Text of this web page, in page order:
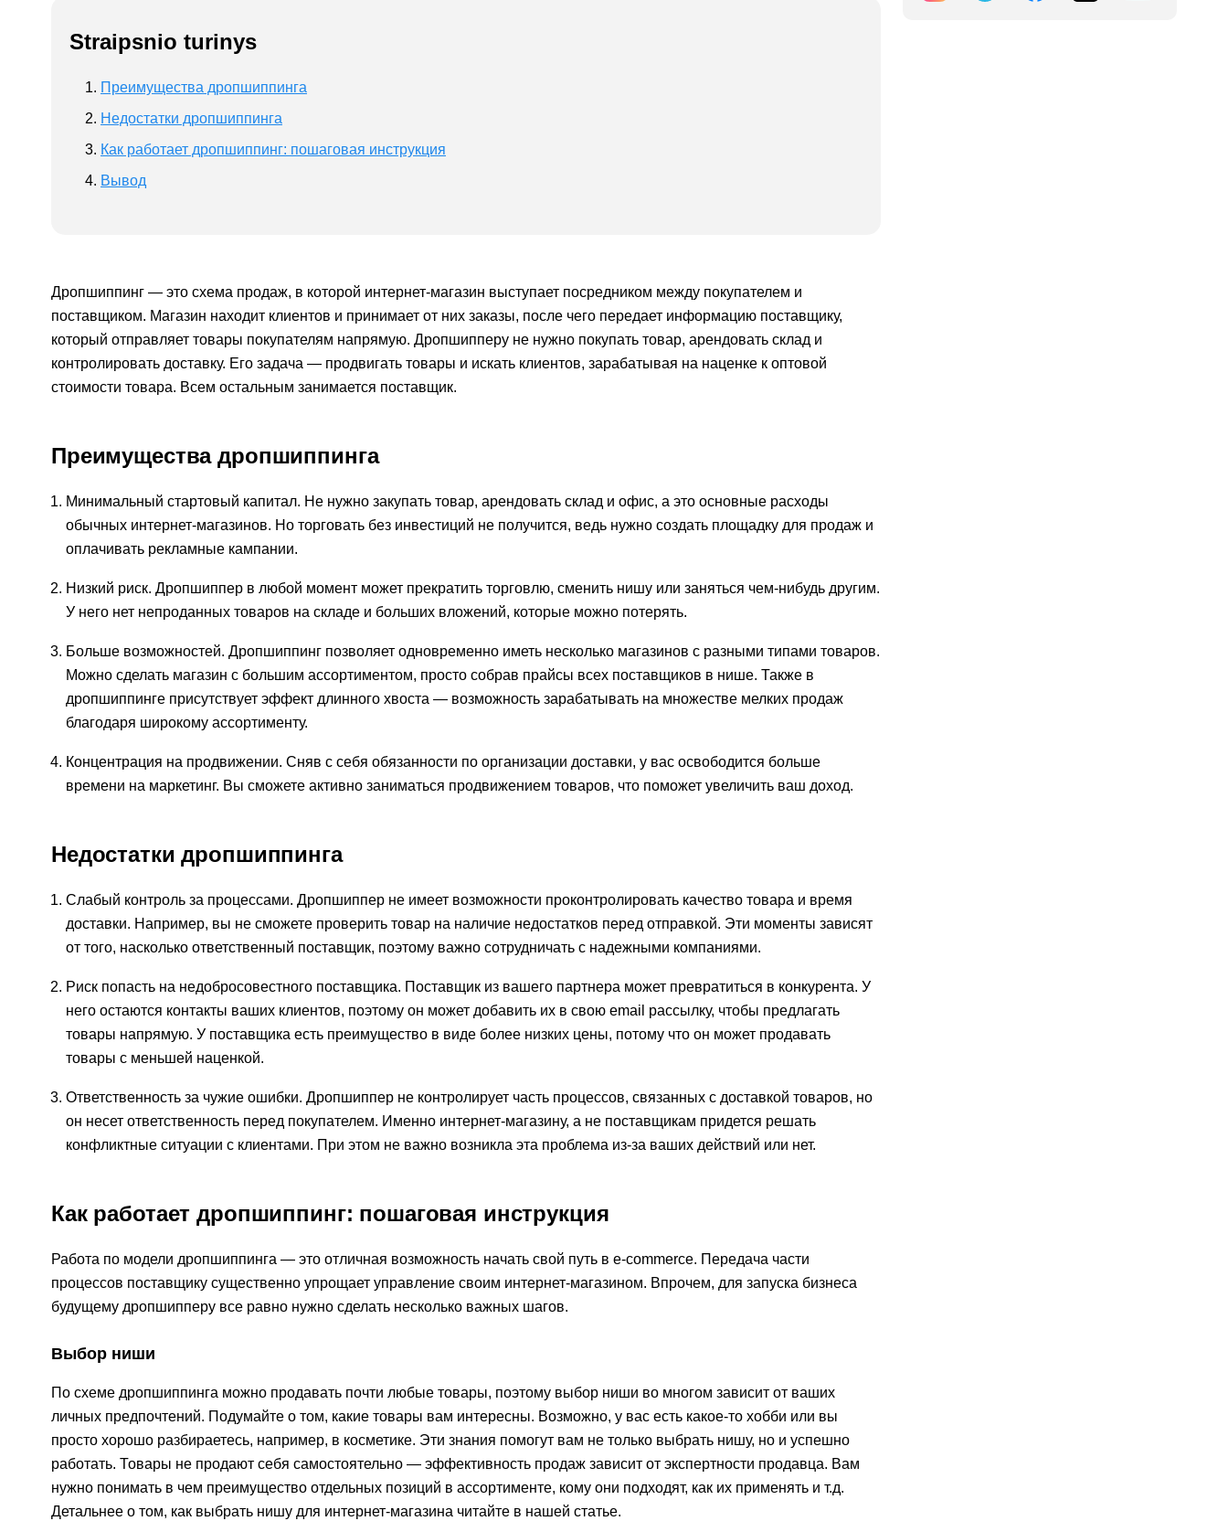
Straipsnio turinys
Преимущества дропшиппинга
Недостатки дропшиппинга
Как работает дропшиппинг: пошаговая инструкция
Вывод
Дропшиппинг — это схема продаж, в которой интернет-магазин выступает посредником между покупателем и
поставщиком. Магазин находит клиентов и принимает от них заказы, после чего передает информацию поставщику,
который отправляет товары покупателям напрямую. Дропшипперу не нужно покупать товар, арендовать склад и
контролировать доставку. Его задача — продвигать товары и искать клиентов, зарабатывая на наценке к оптовой
стоимости товара. Всем остальным занимается поставщик.
Преимущества дропшиппинга
Минимальный стартовый капитал. Не нужно закупать товар, арендовать склад и офис, а это основные расходы
обычных интернет-магазинов. Но торговать без инвестиций не получится, ведь нужно создать площадку для продаж и
оплачивать рекламные кампании.
Низкий риск. Дропшиппер в любой момент может прекратить торговлю, сменить нишу или заняться чем-нибудь другим.
У него нет непроданных товаров на складе и больших вложений, которые можно потерять.
Больше возможностей. Дропшиппинг позволяет одновременно иметь несколько магазинов с разными типами товаров.
Можно сделать магазин с большим ассортиментом, просто собрав прайсы всех поставщиков в нише. Также в
дропшиппинге присутствует эффект длинного хвоста — возможность зарабатывать на множестве мелких продаж
благодаря широкому ассортименту.
Концентрация на продвижении. Сняв с себя обязанности по организации доставки, у вас освободится больше
времени на маркетинг. Вы сможете активно заниматься продвижением товаров, что поможет увеличить ваш доход.
Недостатки дропшиппинга
Слабый контроль за процессами. Дропшиппер не имеет возможности проконтролировать качество товара и время
доставки. Например, вы не сможете проверить товар на наличие недостатков перед отправкой. Эти моменты зависят
от того, насколько ответственный поставщик, поэтому важно сотрудничать с надежными компаниями.
Риск попасть на недобросовестного поставщика. Поставщик из вашего партнера может превратиться в конкурента. У
него остаются контакты ваших клиентов, поэтому он может добавить их в свою email рассылку, чтобы предлагать
товары напрямую. У поставщика есть преимущество в виде более низких цены, потому что он может продавать
товары с меньшей наценкой.
Ответственность за чужие ошибки. Дропшиппер не контролирует часть процессов, связанных с доставкой товаров, но
он несет ответственность перед покупателем. Именно интернет-магазину, а не поставщикам придется решать
конфликтные ситуации с клиентами. При этом не важно возникла эта проблема из-за ваших действий или нет.
Как работает дропшиппинг: пошаговая инструкция
Работа по модели дропшиппинга — это отличная возможность начать свой путь в e-commerce. Передача части
процессов поставщику существенно упрощает управление своим интернет-магазином. Впрочем, для запуска бизнеса
будущему дропшипперу все равно нужно сделать несколько важных шагов.
Выбор ниши
По схеме дропшиппинга можно продавать почти любые товары, поэтому выбор ниши во многом зависит от ваших
личных предпочтений. Подумайте о том, какие товары вам интересны. Возможно, у вас есть какое-то хобби или вы
просто хорошо разбираетесь, например, в косметике. Эти знания помогут вам не только выбрать нишу, но и успешно
работать. Товары не продают себя самостоятельно — эффективность продаж зависит от экспертности продавца. Вам
нужно понимать в чем преимущество отдельных позиций в ассортименте, кому они подходят, как их применять и т.д.
Детальнее о том, как выбрать нишу для интернет-магазина читайте в нашей статье.